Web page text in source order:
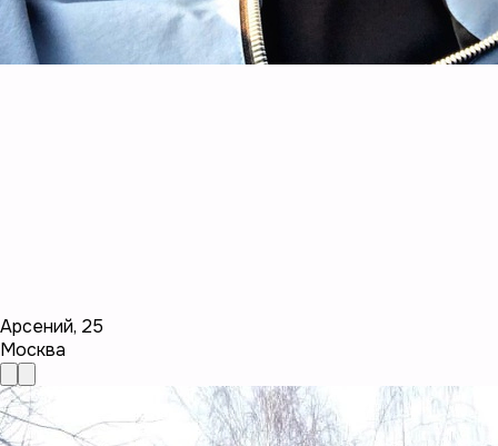
Арсений, 25
Москва